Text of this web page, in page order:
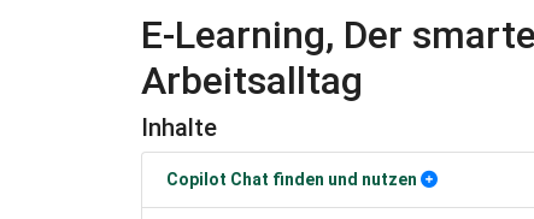
E-Learning, Der
Arbeitsalltag
Inhalte
Copilot Chat finden und nutzen